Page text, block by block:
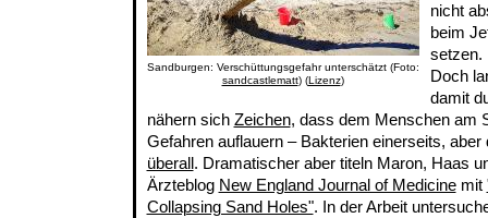
Sandburgen: Verschüttungsgefahr unterschätzt (Foto:
sandcastlematt) (Lizenz)
nicht
beim
setzen.
Doch
damit
nähern sich Zeichen, dass dem Menschen am
Gefahren auflauern – Bakterien einerseits,
überall. Dramatischer aber titeln Maron, Haas
Ärzteblog New England Journal of Medicinemit
Collapsing Sand Holes". In der Arbeit